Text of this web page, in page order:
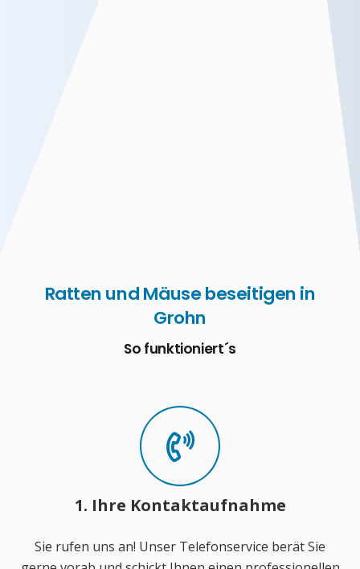
Ratten und Mäuse beseitigen in
Grohn
So funktioniert´s
1. Ihre Kontaktaufnahme
Sie rufen uns an! Unser Telefonservice berät Sie